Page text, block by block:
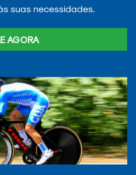
suas necessidades.
AGORA